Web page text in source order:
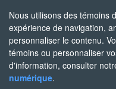
Nous utilisons des témoins
expérience de navigation,
personnaliser le contenu.
témoins ou personnaliser
d'information, consulter
numérique.